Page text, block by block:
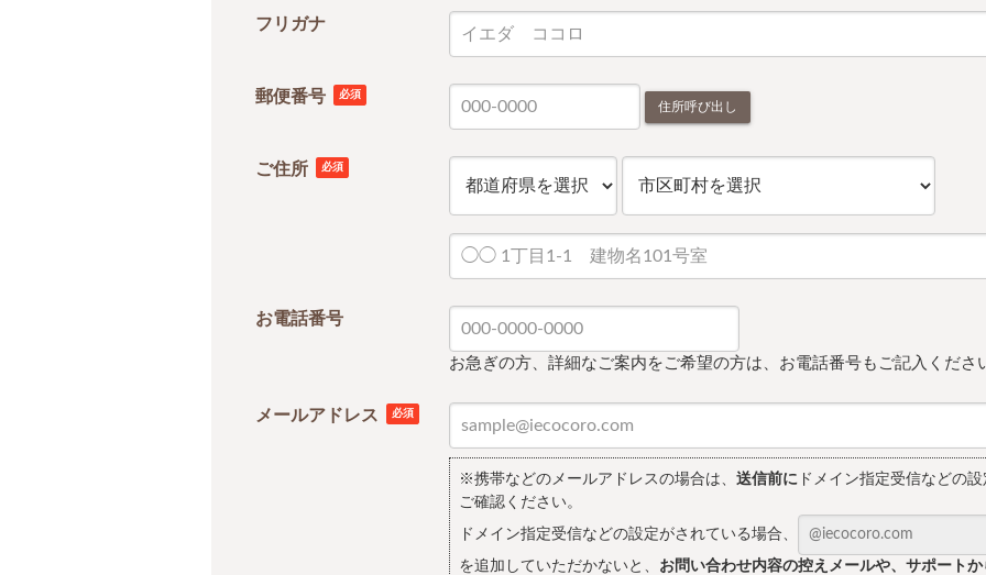
フリガナ
郵便番号 必須
住所呼び出し
ご住所 必須
お電話番号
お急ぎの方、詳細なご案内をご希望の方は、お電話番号もご記入くださ
メールアドレス 必須
※携帯などのメールアドレスの場合は、送信前に ドメイン指定受信などの
ご確認ください。
ドメイン指定受信などの設定がされている場合、
を追加していただかないと、 お問い合わせ内容の控えメールや、サポートか